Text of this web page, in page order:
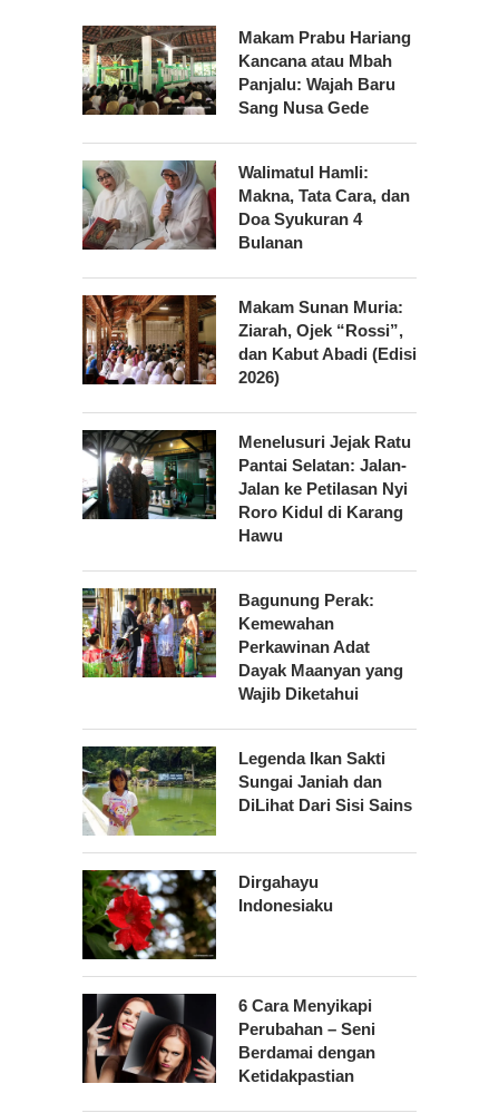
Makam Prabu Hariang
Kancana atau Mbah
Panjalu: Wajah Baru
Sang Nusa Gede
Walimatul Hamli:
Makna, Tata Cara, dan
Doa Syukuran 4
Bulanan
Makam Sunan Muria:
Ziarah, Ojek “Rossi”,
dan Kabut Abadi (Edisi
2026)
Menelusuri Jejak Ratu
Pantai Selatan: Jalan-
Jalan ke Petilasan Nyi
Roro Kidul di Karang
Hawu
Bagunung Perak:
Kemewahan
Perkawinan Adat
Dayak Maanyan yang
Wajib Diketahui
Legenda Ikan Sakti
Sungai Janiah dan
DiLihat Dari Sisi Sains
Dirgahayu
Indonesiaku
6 Cara Menyikapi
Perubahan – Seni
Berdamai dengan
Ketidakpastian